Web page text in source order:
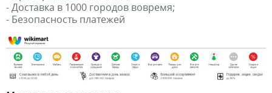
- Доставка в 1000 городов вовремя;
- Безопасность платежей